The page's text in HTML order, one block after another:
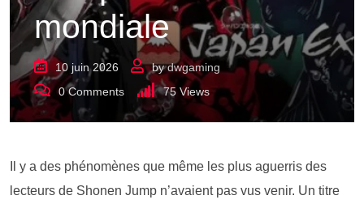
mondiale
10 juin 2026 bydwgaming
0Comments 75 Views
Il y a des phénomènes que même les plus aguerris des
lecteurs de Shonen Jump n’avaient pas vus venir. Un titre